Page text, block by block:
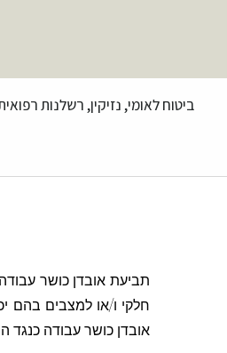
ביטוח לאומי, נזיקין, רשלנות
תביעת אובדן כושר
חלקי ו/או למצבים בהם
אובדן כושר עבודה כנגד